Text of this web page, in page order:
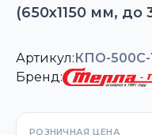
(650х1150 мм, до
Артикул:КПО-500С-
Бренд:
РОЗНИЧНАЯ ЦЕНА